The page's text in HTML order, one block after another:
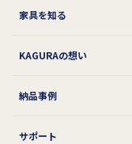
家具を知る
KAGURAの想い
納品事例
サポート